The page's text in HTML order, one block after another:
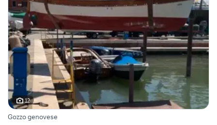
12
Gozzo genovese